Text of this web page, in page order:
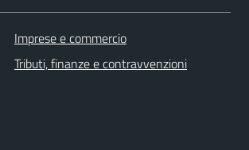
Imprese e commercio
Tributi, finanze e contravvenzioni